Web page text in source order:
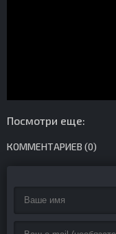
Посмотри еще:
КОММЕНТАРИЕВ (0)